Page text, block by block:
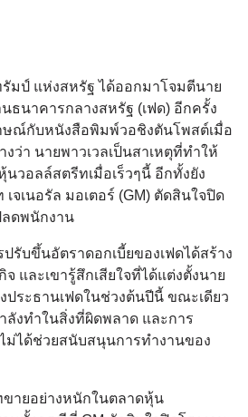
มป์ แห่งสหรัฐ ได้ออกมาโจมตีนาย
นธนาคารกลางสหรัฐ (เฟด) อีกครั้ง
ษณ์กับหนังสือพิมพ์วอชิงตันโพสต์เมื่อ
ว่า นายพาวเวลเป็นสาเหตุที่ทำให้
นวอลล์สตรีทเมื่อเร็วๆนี้ อีกทั้งยัง
จเนอรัล มอเตอร์ (GM) ตัดสินใจปิด
ลดพนักงาน
รับขึ้นอัตราดอกเบี้ยของเฟดได้สร้าง
และเขารู้สึกเสียใจที่ได้แต่งตั้งนาย
ประธานเฟดในช่วงต้นปีนี้ ขณะเดียว
ลังทำในสิ่งที่ผิดพลาด และการ
ม่ได้ช่วยสนับสนุนการทำงานของ
ขายอย่างหนักในตลาดหุ้น